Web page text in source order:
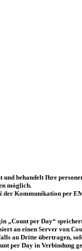
behandelt Ihre
möglich.
Kommunikation per
„Count per Day“
an einen Server von
an Dritte übertragen,
per Day in Verbindung